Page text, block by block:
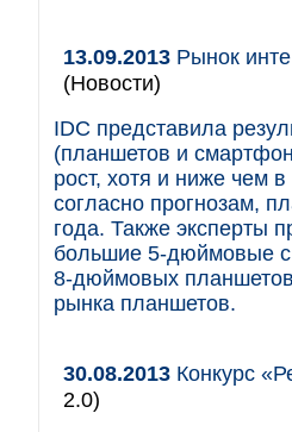
13.09.2013 Рынок
(Новости)
IDC представила
(планшетов и
рост, хотя и ниже чем
согласно прогнозам,
года. Также эксперты
большие 5-дюймовые
8-дюймовых
рынка планшетов.
30.08.2013 Конкурс
2.0)